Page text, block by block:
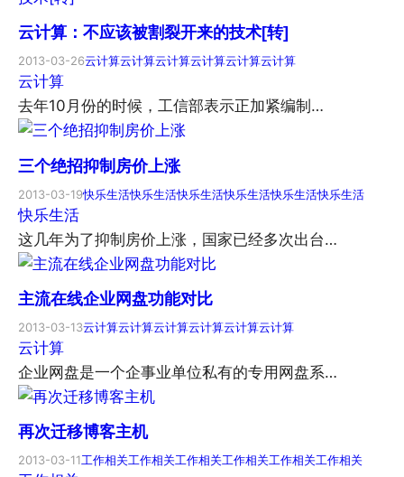
云计算：不应该被割裂开来的技术[转]
2013-03-26云计算云计算云计算云计算云计算云计算
云计算
去年10月份的时候，工信部表示正加紧编制…
三个绝招抑制房价上涨
2013-03-19快乐生活快乐生活快乐生活快乐生活快乐生活快乐生活
快乐生活
这几年为了抑制房价上涨，国家已经多次出台…
主流在线企业网盘功能对比
2013-03-13云计算云计算云计算云计算云计算云计算
云计算
企业网盘是一个企事业单位私有的专用网盘系…
再次迁移博客主机
2013-03-11工作相关工作相关工作相关工作相关工作相关工作相关